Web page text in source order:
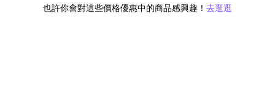
也許你會對這些價格優惠中的商品感興趣！ 去逛逛